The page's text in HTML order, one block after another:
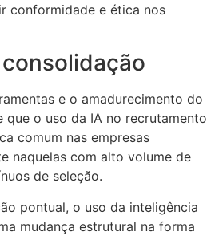
conformidade e ética nos
e o amadurecimento do
que o uso da IA no recrutamento
comum nas empresas
naquelas com alto volume de
de seleção.
pontual, o uso da inteligência
mudança estrutural na forma